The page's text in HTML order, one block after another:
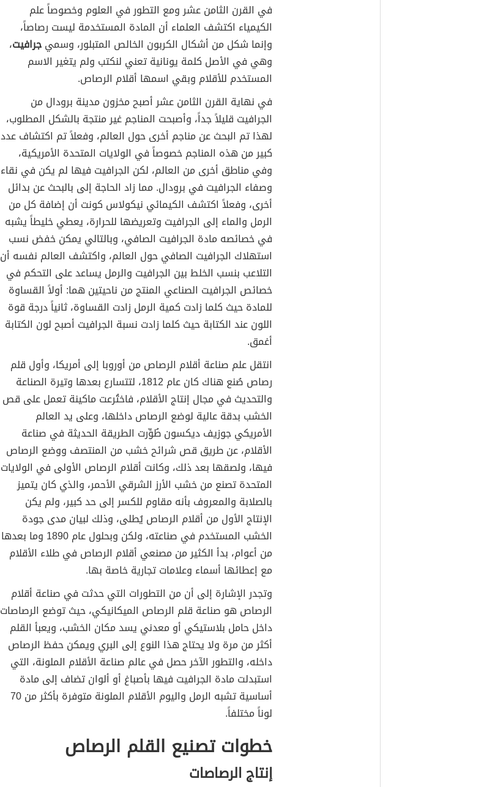
في القرن الثامن عشر ومع التطور في العلوم وخصوصاً علم
الكيمياء اكتشف العلماء أن المادة المستخدمة ليست رصاصاً،
وإنما شكل من أشكال الكربون الخالص المتبلور، وسميجرافيت،
وهي في الأصل كلمة يونانية تعني لنكتب ولم يتغير الاسم
المستخدم للأقلام وبقي اسمها أقلام الرصاص.
في نهاية القرن الثامن عشر أصبح مخزون مدينة برودال من
الجرافيت قليلاً جداً، وأصبحت المناجم غير منتجة بالشكل المطلوب،
لهذا تم البحث عن مناجم أخرى حول العالم، وفعلاً تم اكتشاف عدد
كبير من هذه المناجم خصوصاً في الولايات المتحدة الأمريكية،
وفي مناطق أخرى من العالم، لكن الجرافيت فيها لم يكن في نقاء
وصفاء الجرافيت في برودال. مما زاد الحاجة إلى بالبحث عن بدائل
أخرى، وفعلاً اكتشف الكيمائي نيكولاس كونت أن إضافة كل من
الرمل والماء إلى الجرافيت وتعريضها للحرارة، يعطي خليطاً يشبه
في خصائصه مادة الجرافيت الصافي، وبالتالي يمكن خفض نسب
استهلاك الجرافيت الصافي حول العالم، واكتشف العالم نفسه أن
التلاعب بنسب الخلط بين الجرافيت والرمل يساعد على التحكم في
خصائص الجرافيت الصناعي المنتج من ناحيتين هما: أولاً القساوة
للمادة حيث كلما زادت كمية الرمل زادت القساوة، ثانياً درجة قوة
اللون عند الكتابة حيث كلما زادت نسبة الجرافيت أصبح لون الكتابة
أغمق.
انتقل علم صناعة أقلام الرصاص من أوروبا إلى أمريكا، وأول قلم
رصاص صُنع هناك كان عام 1812، لتتسارع بعدها وتيرة الصناعة
والتحديث في مجال إنتاج الأقلام، فاختُرعت ماكينة تعمل على قص
الخشب بدقة عالية لوضع الرصاص داخلها، وعلى يد العالم
الأمريكي جوزيف ديكسون طُوِّرت الطريقة الحديثة في صناعة
الأقلام، عن طريق قص شرائح خشب من المنتصف ووضع الرصاص
فيها، ولصقها بعد ذلك، وكانت أقلام الرصاص الأولى في الولايات
المتحدة تصنع من خشب الأرز الشرقي الأحمر، والذي كان يتميز
بالصلابة والمعروف بأنه مقاوم للكسر إلى حد كبير، ولم يكن
الإنتاج الأول من أقلام الرصاص يُطلى، وذلك لبيان مدى جودة
الخشب المستخدم في صناعته، ولكن وبحلول عام 1890 وما بعدها
من أعوام، بدأ الكثير من مصنعي أقلام الرصاص في طلاء الأقلام
مع إعطائها أسماء وعلامات تجارية خاصة بها.
وتجدر الإشارة إلى أن من التطورات التي حدثت في صناعة أقلام
الرصاص هو صناعة قلم الرصاص الميكانيكي، حيث توضع الرصاصات
داخل حامل بلاستيكي أو معدني يسد مكان الخشب، ويعبأ القلم
أكثر من مرة ولا يحتاج هذا النوع إلى البري ويمكن حفظ الرصاص
داخله، والتطور الآخر حصل في عالم صناعة الأقلام الملونة، التي
استبدلت مادة الجرافيت فيها بأصباغ أو ألوان تضاف إلى مادة
أساسية تشبه الرمل واليوم الأقلام الملونة متوفرة بأكثر من 70
لوناً مختلفاً.
خطوات تصنيع القلم الرصاص
إنتاج الرصاصات